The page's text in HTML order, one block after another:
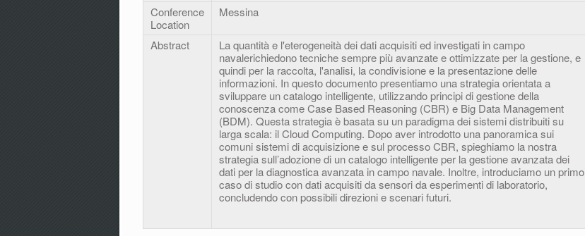
Conference
Location
Messina
Abstract
La quantità e l'eterogeneità dei dati acquisiti ed investigati in campo
navalerichiedono tecniche sempre più avanzate e ottimizzate per la gestione, e
quindi per la raccolta, l'analisi, la condivisione e la presentazione delle
informazioni. In questo documento presentiamo una strategia orientata a
sviluppare un catalogo intelligente, utilizzando principi di gestione della
conoscenza come Case Based Reasoning (CBR) e Big Data Management
(BDM). Questa strategia è basata su un paradigma dei sistemi distribuiti su
larga scala: il Cloud Computing. Dopo aver introdotto una panoramica sui
comuni sistemi di acquisizione e sul processo CBR, spieghiamo la nostra
strategia sull’adozione di un catalogo intelligente per la gestione avanzata dei
dati per la diagnostica avanzata in campo navale. Inoltre, introduciamo un primo
caso di studio con dati acquisiti da sensori da esperimenti di laboratorio,
concludendo con possibili direzioni e scenari futuri.